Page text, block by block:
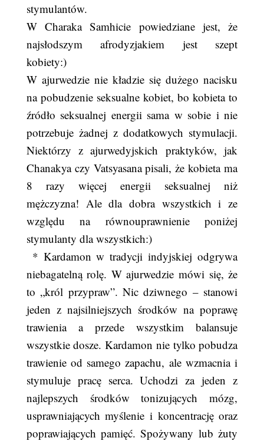
stymulantów.
W Charaka Samhicie powiedziane jest, że
najsłodszym afrodyzjakiem jest szept
kobiety:)
W ajurwedzie nie kładzie się dużego nacisku
na pobudzenie seksualne kobiet, bo kobieta to
źródło seksualnej energii sama w sobie i nie
potrzebuje żadnej z dodatkowych stymulacji.
Niektórzy z ajurwedyjskich praktyków, jak
Chanakya czy Vatsyasana pisali, że kobieta ma
8 razy więcej energii seksualnej niż
mężczyzna! Ale dla dobra wszystkich i ze
względu na równouprawnienie poniżej
stymulanty dla wszystkich:)
* Kardamon w tradycji indyjskiej odgrywa
niebagatelną rolę. W ajurwedzie mówi się, że
to „król przypraw”. Nic dziwnego – stanowi
jeden z najsilniejszych środków na poprawę
trawienia a przede wszystkim balansuje
wszystkie dosze. Kardamon nie tylko pobudza
trawienie od samego zapachu, ale wzmacnia i
stymuluje pracę serca. Uchodzi za jeden z
najlepszych środków tonizujących mózg,
usprawniających myślenie i koncentrację oraz
poprawiających pamięć. Spożywany lub żuty